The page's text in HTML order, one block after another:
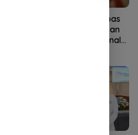
Wabup Raja Sayang Lepas
Kontingen Pramuka Nagan
Raya ke Jambore Nasional